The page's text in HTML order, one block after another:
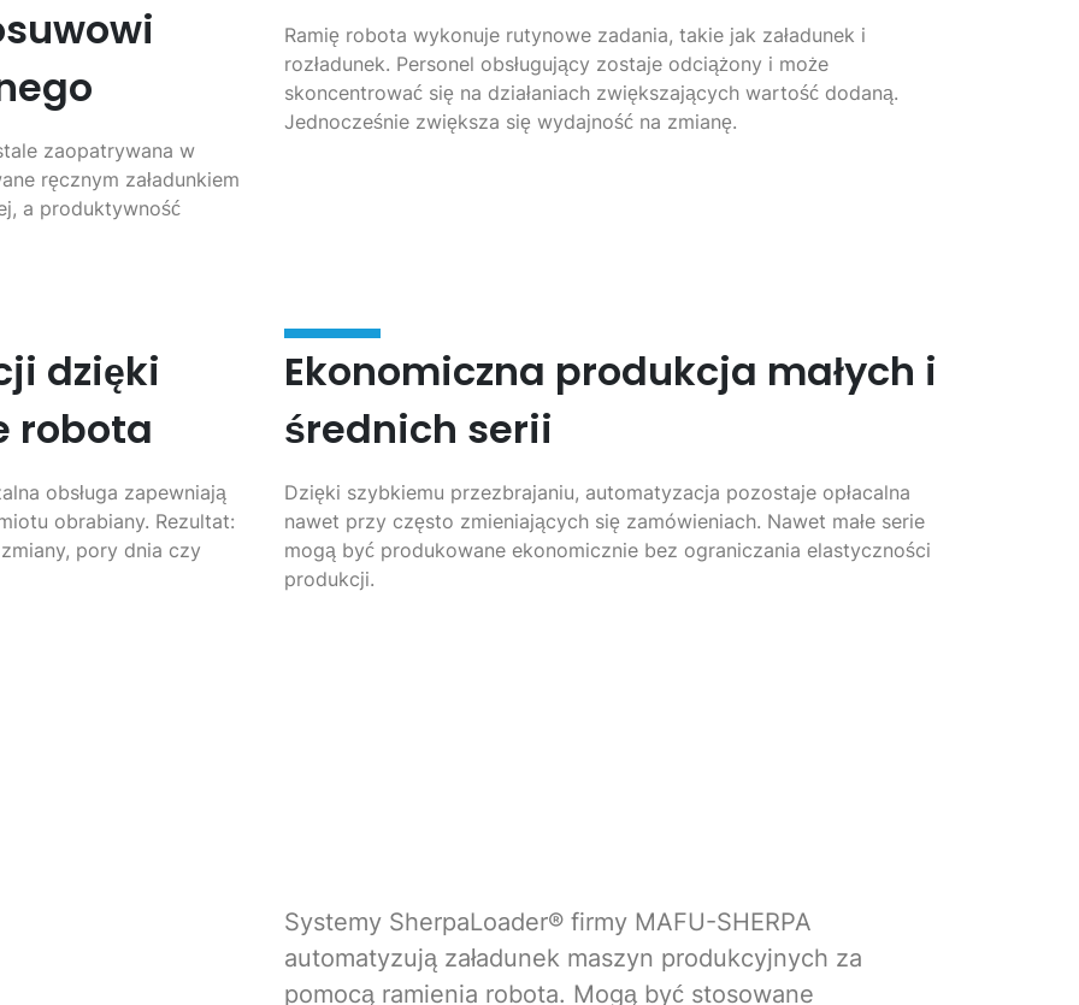
zaopatrywana w
ręcznym załadunkiem
a produktywność
Ramię robota wykonuje rutynowe zadania, takie jak załadunek i
rozładunek. Personel obsługujący zostaje odciążony i może
skoncentrować się na działaniach zwiększających wartość dodaną.
Jednocześnie zwiększa się wydajność na zmianę.
dzięki
robota
obsługa zapewniają
obrabiany. Rezultat:
pory dnia czy
Ekonomiczna produkcja małych i
średnich serii
Dzięki szybkiemu przezbrajaniu, automatyzacja pozostaje opłacalna
nawet przy często zmieniających się zamówieniach. Nawet małe serie
mogą być produkowane ekonomicznie bez ograniczania elastyczności
produkcji.
Systemy SherpaLoader® firmy MAFU-SHERPA
automatyzują załadunek maszyn produkcyjnych za
pomocą ramienia robota. Mogą być stosowane